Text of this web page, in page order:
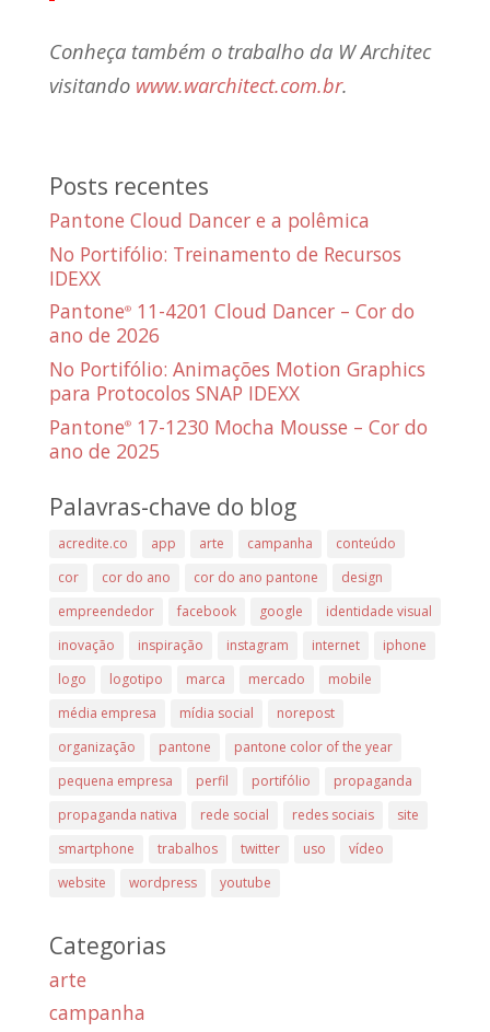
Conheça também o trabalho da W Architec
visitando www.warchitect.com.br.
Posts recentes
Pantone Cloud Dancer e a polêmica
No Portifólio: Treinamento de Recursos
IDEXX
Pantone®11-4201 Cloud Dancer – Cor do
ano de 2026
No Portifólio: Animações Motion Graphics
para Protocolos SNAP IDEXX
Pantone®17-1230 Mocha Mousse – Cor do
ano de 2025
Palavras-chave do blog
acredite.co app arte campanha
conteúdo
cor
cor do ano cor do ano pantone
design
empreendedor
facebook google
identidade visual
inovação
inspiração instagram internet
iphone
logo
logotipo marca mercado
mobile
média empresa
mídia social
norepost
organização
pantone
pantone color of the year
pequena empresa
perfil portifólio
propaganda
propaganda nativa
rede social redes sociais
site
smartphone
trabalhos twitter uso
vídeo
website
wordpress youtube
Categorias
arte
campanha